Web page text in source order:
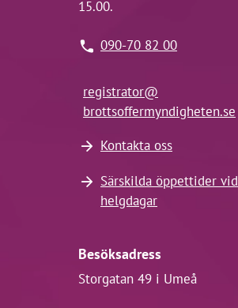
15.00.
090-70 82 00
registrator@
brottsoffermyndigheten.se
Kontakta oss
Särskilda öppettider vid
helgdagar
Besöksadress
Storgatan 49 i Umeå